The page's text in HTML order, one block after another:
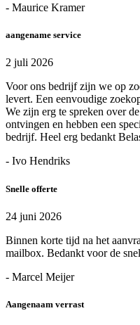
- Maurice Kramer
aangename service
2 juli 2026
Voor ons bedrijf zijn we op
levert. Een eenvoudige
We zijn erg te spreken over
ontvingen en hebben een
bedrijf. Heel erg bedankt
- Ivo Hendriks
Snelle offerte
24 juni 2026
Binnen korte tijd na het
mailbox. Bedankt voor de
- Marcel Meijer
Aangenaam verrast